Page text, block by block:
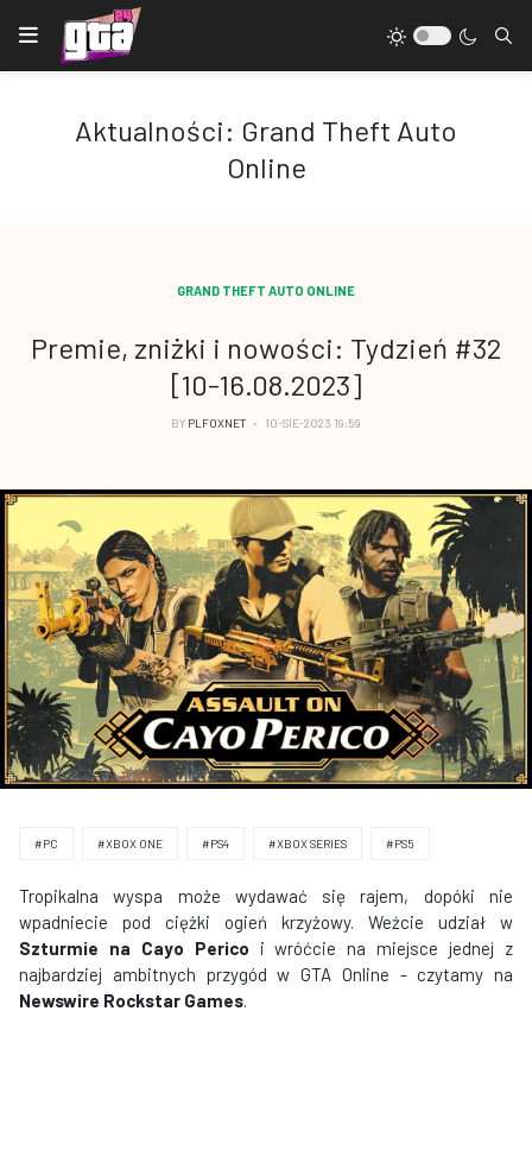
Aktualności: Grand Theft Auto
Online
GRAND THEFT AUTO ONLINE
Premie, zniżki i nowości: Tydzień #32
[10-16.08.2023]
BY PLFOXNET 10-SIE-2023 19:59
#PC #XBOX ONE #PS4 #XBOX SERIES #PS5
Tropikalna wyspa może wydawać się rajem, dopóki nie
wpadniecie pod ciężki ogień krzyżowy. Weźcie udział w
Szturmie na Cayo Perico i wróćcie na miejsce jednej z
najbardziej ambitnych przygód w GTA Online - czytamy na
Newswire Rockstar Games.